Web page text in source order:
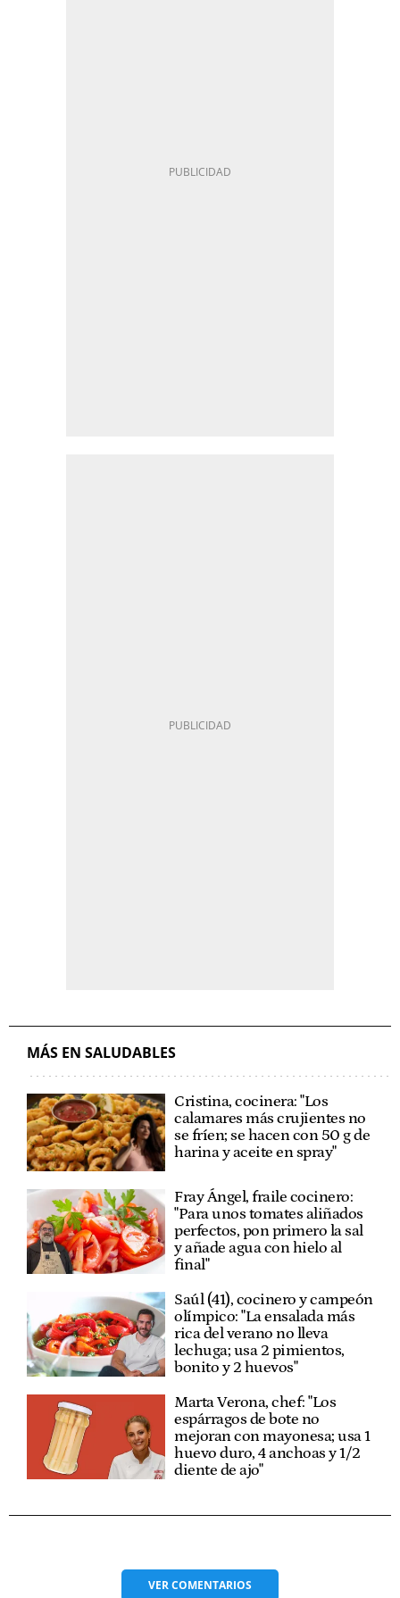
MÁS EN SALUDABLES
Cristina, cocinera: "Los
calamares más crujientes no
se fríen; se hacen con 50 g de
harina y aceite en spray"
Fray Ángel, fraile cocinero:
"Para unos tomates aliñados
perfectos, pon primero la sal
y añade agua con hielo al
final"
Saúl (41), cocinero y campeón
olímpico: "La ensalada más
rica del verano no lleva
lechuga; usa 2 pimientos,
bonito y 2 huevos"
Marta Verona, chef: "Los
espárragos de bote no
mejoran con mayonesa; usa 1
huevo duro, 4 anchoas y 1/2
diente de ajo"
VERCOMENTARIOS